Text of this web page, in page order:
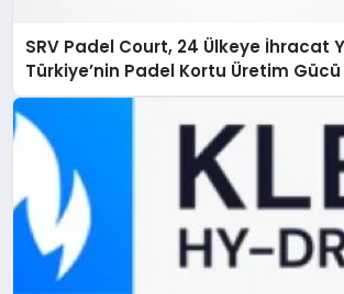
SRV Padel Court, 24 Ülkeye İhracat
Türkiye’nin Padel Kortu Üretim Gücü